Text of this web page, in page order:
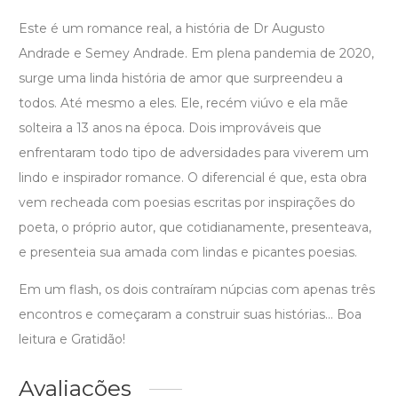
Este é um romance real, a história de Dr Augusto
Andrade e Semey Andrade. Em plena pandemia de 2020,
surge uma linda história de amor que surpreendeu a
todos. Até mesmo a eles. Ele, recém viúvo e ela mãe
solteira a 13 anos na época. Dois improváveis que
enfrentaram todo tipo de adversidades para viverem um
lindo e inspirador romance. O diferencial é que, esta obra
vem recheada com poesias escritas por inspirações do
poeta, o próprio autor, que cotidianamente, presenteava,
e presenteia sua amada com lindas e picantes poesias.
Em um flash, os dois contraíram núpcias com apenas três
encontros e começaram a construir suas histórias... Boa
leitura e Gratidão!
Avaliações